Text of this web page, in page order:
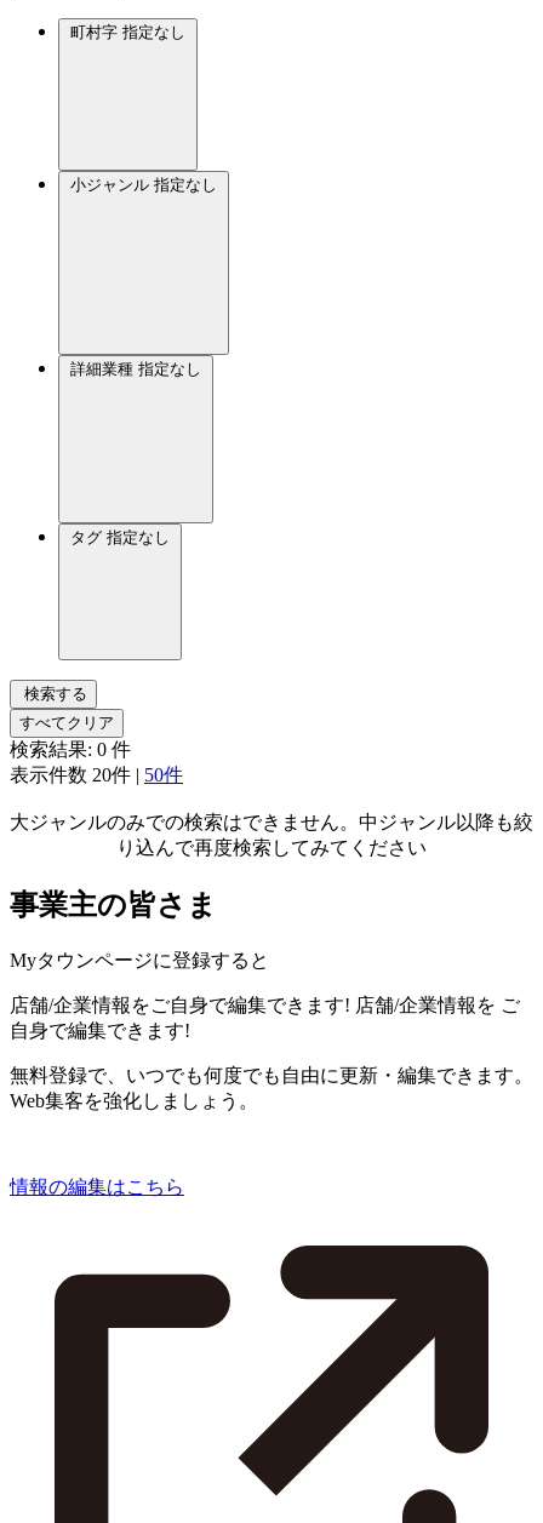
町村字 指定なし
小ジャンル 指定なし
詳細業種 指定なし
タグ 指定なし
検索する
すべてクリア
検索結果: 0 件
表示件数 20件 | 50件
大ジャンルのみでの検索はできません。中ジャンル以降も絞
り込んで再度検索してみてください
事業主の皆さま
Myタウンページに登録すると
店舗/企業情報をご自身で編集できます! 店舗/企業情報を ご
自身で編集できます!
無料登録で、いつでも何度でも自由に更新・編集できます。
Web集客を強化しましょう。
情報の編集はこちら